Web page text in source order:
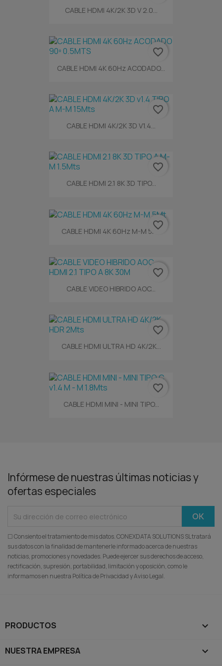
CABLE HDMI 4K/2K 3D V 2.0...
CABLE HDMI 4K 60Hz ACODADO...
favorite_border
CABLE HDMI 4K/2K 3D V1.4...
favorite_border
CABLE HDMI 2.1 8K 3D TIPO...
favorite_border
CABLE HDMI 4K 60Hz M-M 5Mt
favorite_border
CABLE VIDEO HIBRIDO AOC...
favorite_border
CABLE HDMI ULTRA HD 4K/2K...
favorite_border
CABLE HDMI MINI - MINI TIPO...
favorite_border
Infórmese de nuestras últimas noticias y
ofertas especiales
☐ Consiento el tratamiento de mis datos. CONEXDATA SOLUTIONS SL tratará
sus datos con la finalidad de mantenerle informado acerca de nuestras
noticias, promociones y novedades. Puede ejercer sus derechos de acceso,
rectificación, supresión, portabilidad, limitación y oposición, como le
informamos en nuestra Política de Privacidad y Aviso Legal.
PRODUCTOS 
NUESTRA EMPRESA 